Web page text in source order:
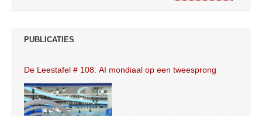
PUBLICATIES
De Leestafel # 108: AI mondiaal op een tweesprong